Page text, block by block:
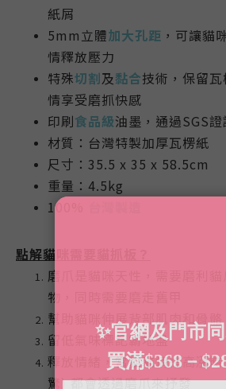
紙屑
5mm立體加大孔距 ，可讓貓
情釋放壓力
特殊切割及黏合技術，保留
情享受磨抓快感
印刷食品級油墨，通過SGS
材質：台灣特製加厚瓦楞紙
尺寸：35.5 x 35 x 58.5cm
重量：4.5kg
100%
點解貓咪需要貓抓板？
磨爪是貓咪天性，需要磨利
物，同時需要磨走舊甲
幫助貓咪伸展背部肌肉和骨骼
留低氣味標記霸地盤
釋放情緒，當貓貓情緒高漲
驚) 都會透過磨爪來抒發